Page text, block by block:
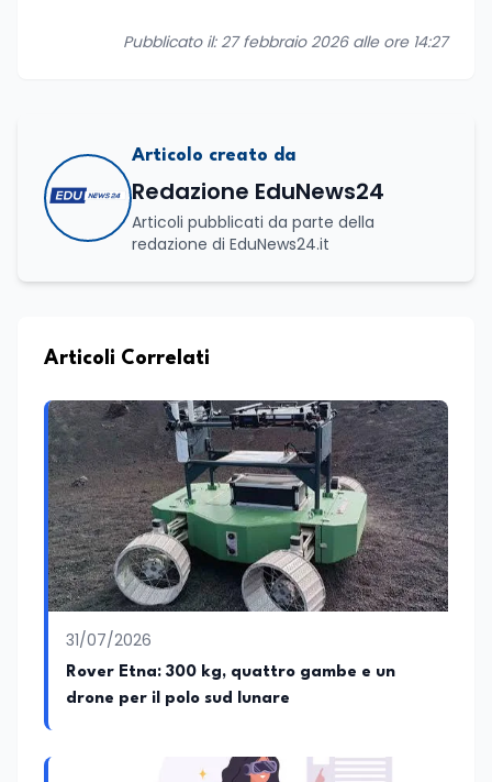
Pubblicato il: 27 febbraio 2026 alle ore 14:27
Articolo creato da
Redazione EduNews24
Articoli pubblicati da parte della
redazione di EduNews24.it
Articoli Correlati
31/07/2026
Rover Etna: 300 kg, quattro gambe e un
drone per il polo sud lunare